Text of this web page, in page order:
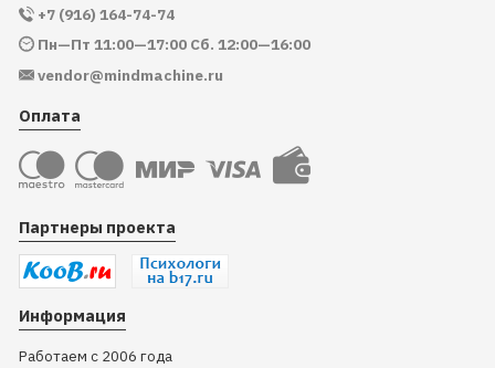
+7 (916) 164-74-74
Пн—Пт 11:00—17:00 Сб. 12:00—16:00
vendor@mindmachine.ru
Оплата
Партнеры проекта
Информация
Работаем с 2006 года